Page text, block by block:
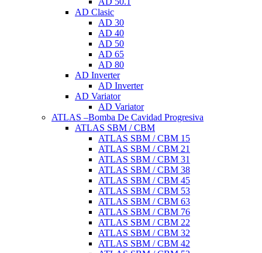
AD Clasic
AD 30
AD 40
AD 50
AD 65
AD 80
AD Inverter
AD Inverter
AD Variator
AD Variator
ATLAS –Bomba De Cavidad Progresiva
ATLAS SBM / CBM
ATLAS SBM / CBM 15
ATLAS SBM / CBM 21
ATLAS SBM / CBM 31
ATLAS SBM / CBM 38
ATLAS SBM / CBM 45
ATLAS SBM / CBM 53
ATLAS SBM / CBM 63
ATLAS SBM / CBM 76
ATLAS SBM / CBM 22
ATLAS SBM / CBM 32
ATLAS SBM / CBM 42